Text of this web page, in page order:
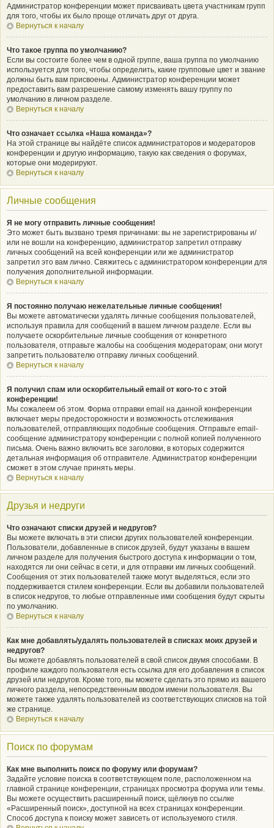
Администратор конференции может присваивать цвета участникам групп
для того, чтобы их было проще отличать друг от друга.
Вернуться к началу
Что такое группа по умолчанию?
Если вы состоите более чем в одной группе, ваша группа по умолчанию
используется для того, чтобы определить, какие групповые цвет и звание
должны быть вам присвоены. Администратор конференции может
предоставить вам разрешение самому изменять вашу группу по
умолчанию в личном разделе.
Вернуться к началу
Что означает ссылка «Наша команда»?
На этой странице вы найдёте список администраторов и модераторов
конференции и другую информацию, такую как сведения о форумах,
которые они модерируют.
Вернуться к началу
Личные сообщения
Я не могу отправить личные сообщения!
Это может быть вызвано тремя причинами: вы не зарегистрированы и/
или не вошли на конференцию, администратор запретил отправку
личных сообщений на всей конференции или же администратор
запретил это вам лично. Свяжитесь с администратором конференции для
получения дополнительной информации.
Вернуться к началу
Я постоянно получаю нежелательные личные сообщения!
Вы можете автоматически удалять личные сообщения пользователей,
используя правила для сообщений в вашем личном разделе. Если вы
получаете оскорбительные личные сообщения от конкретного
пользователя, отправьте жалобы на сообщения модераторам; они могут
запретить пользователю отправку личных сообщений.
Вернуться к началу
Я получил спам или оскорбительный email от кого-то с этой
конференции!
Мы сожалеем об этом. Форма отправки email на данной конференции
включает меры предосторожности и возможность отслеживания
пользователей, отправляющих подобные сообщения. Отправьте email-
сообщение администратору конференции с полной копией полученного
письма. Очень важно включить все заголовки, в которых содержится
детальная информация об отправителе. Администратор конференции
сможет в этом случае принять меры.
Вернуться к началу
Друзья и недруги
Что означают списки друзей и недругов?
Вы можете включать в эти списки других пользователей конференции.
Пользователи, добавленные в список друзей, будут указаны в вашем
личном разделе для получения быстрого доступа к информации о том,
находятся ли они сейчас в сети, и для отправки им личных сообщений.
Сообщения от этих пользователей также могут выделяться, если это
поддерживается стилем конференции. Если вы добавили пользователей
в список недругов, то любые отправленные ими сообщения будут скрыты
по умолчанию.
Вернуться к началу
Как мне добавлять/удалять пользователей в списках моих друзей и
недругов?
Вы можете добавлять пользователей в свой список двумя способами. В
профиле каждого пользователя есть ссылка для его добавления в список
друзей или недругов. Кроме того, вы можете сделать это прямо из вашего
личного раздела, непосредственным вводом имени пользователя. Вы
можете также удалять пользователей из соответствующих списков на той
же странице.
Вернуться к началу
Поиск по форумам
Как мне выполнить поиск по форуму или форумам?
Задайте условие поиска в соответствующем поле, расположенном на
главной странице конференции, страницах просмотра форума или темы.
Вы можете осуществить расширенный поиск, щёлкнув по ссылке
«Расширенный поиск», доступной на всех страницах конференции.
Способ доступа к поиску может зависеть от используемого стиля.